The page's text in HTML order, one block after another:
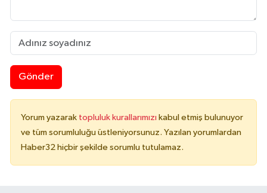
Gönder
Yorum yazarak topluluk kurallarımızı kabul etmiş bulunuyor
ve tüm sorumluluğu üstleniyorsunuz. Yazılan yorumlardan
Haber32 hiçbir şekilde sorumlu tutulamaz.